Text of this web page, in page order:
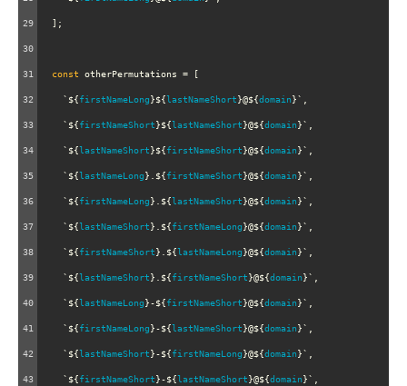
29
  ];
30
31 const otherPermutations =
32 `${ firstNameLong }${ lastNameShort }@${domain }` ,
33 `${ firstNameShort }${ lastNameShort }@${domain }` ,
34 `${ lastNameShort }${ firstNameShort }@${domain }` ,
35 `${ lastNameLong }.${ firstNameShort }@${domain }` ,
36 `${ firstNameLong }.${ lastNameShort }@${domain }` ,
37 `${ lastNameShort }.${ firstNameLong }@${domain }` ,
38 `${ firstNameShort }.${ lastNameLong }@${domain }` ,
39 `${ lastNameShort }.${ firstNameShort }@${domain }` ,
40 `${ lastNameLong }-${ firstNameShort }@${domain }` ,
41 `${ firstNameLong }-${ lastNameShort }@${domain }` ,
42 `${ lastNameShort }-${ firstNameLong }@${domain }` ,
43 `${ firstNameShort }-${ lastNameShort }@${domain }` ,